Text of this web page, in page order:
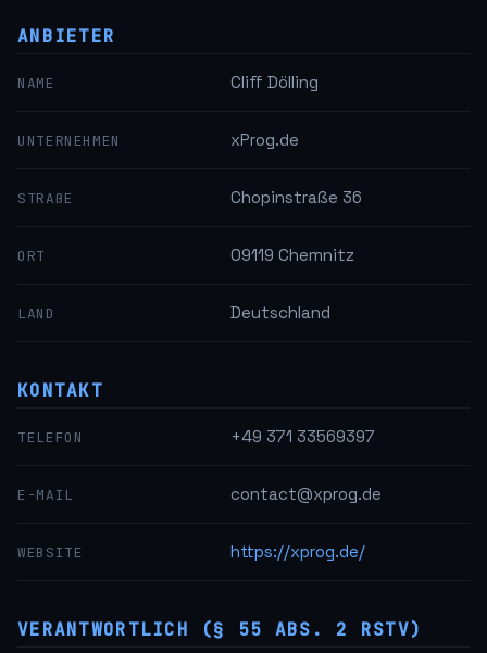
ANBIETER
NAME Cliff Dölling
UNTERNEHMEN xProg.de
STRAßE Chopinstraße 36
ORT 09119 Chemnitz
LAND Deutschland
KONTAKT
TELEFON +49 371 33569397
E-MAIL contact@xprog.de
WEBSITE https://xprog.de/
VERANTWORTLICH (§ 55 ABS. 2 RSTV)